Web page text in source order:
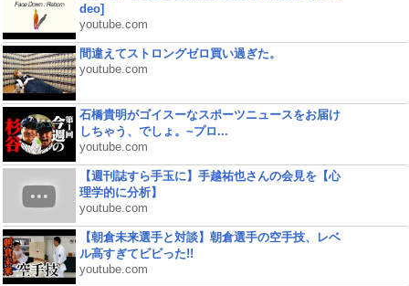
deo]
youtube.com
間違えてストロングゼロ買い過ぎた。
youtube.com
石橋貴明がゴイスーなスポーツニュースをお届け
しちゃう、でしょ。~プロ...
youtube.com
【週刊誌すら手玉に】手越祐也さんの会見を【心
理学的に分析】
youtube.com
【朝倉未来選手と対談】朝倉選手の空手技、レベ
ル高すぎてビビった!!
youtube.com